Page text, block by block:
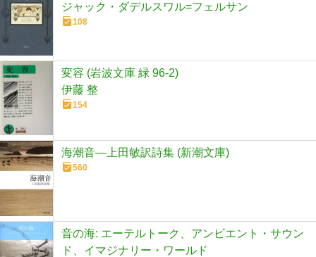
ジャック・ダデルスワル=フェルサン
108
変容 (岩波文庫 緑 96-2)
伊藤 整
154
海潮音―上田敏訳詩集 (新潮文庫)
560
音の海: エーテルトーク、アンビエント・サウン
ド、イマジナリー・ワールド